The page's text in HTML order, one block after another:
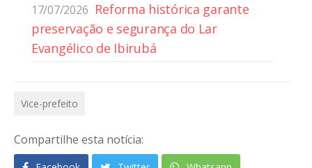
17/07/2026 Reforma histórica garante
preservação e segurança do Lar
Evangélico de Ibirubá
Vice-prefeito
Compartilhe esta notícia: